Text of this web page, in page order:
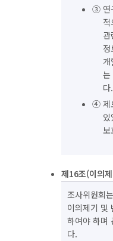
③ 연
는
다.
④ 제
보
제16조(이의
조사위원회
이의제기 및
하여야 하며
다.